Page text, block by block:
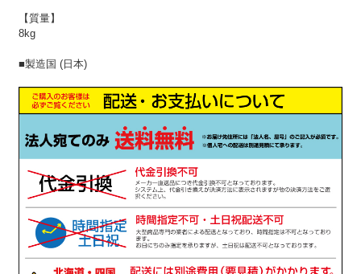
【質量】
8kg
■製造国 (日本)